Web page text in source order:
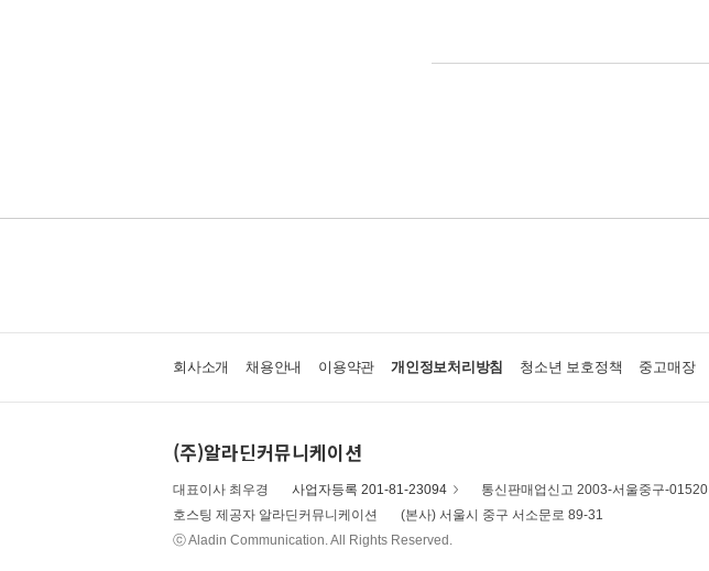
회사소개 채용안내 이용약관 개인정보처리방침 청소년 보호정책 중고매장
(주)알라딘커뮤니케이션
대표이사 최우경 사업자등록 201-81-23094 통신판매업신고 2003-서울중구-01520
호스팅 제공자 알라딘커뮤니케이션
(본사) 서울시 중구 서소문로 89-31
ⓒ Aladin Communication. All Rights Reserved.